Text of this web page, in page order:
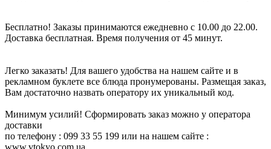
Бесплатно! Заказы принимаются ежедневно с 10.00 до 22.00.
Доставка бесплатная. Время получения от 45 минут.
Легко заказать! Для вашего удобства на нашем сайте и в
рекламном буклете все блюда пронумерованы. Размещая заказ,
Вам достаточно назвать оператору их уникальный код.
Минимум усилий! Сформировать заказ можно у оператора
доставки
по телефону : 099 33 55 199 или на нашем сайте :
www.vtokyo.com.ua